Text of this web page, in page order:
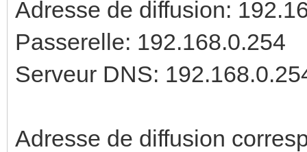
Adresse de diffusion:
Passerelle: 192.168.0.254
Serveur DNS:
Adresse de diffusion